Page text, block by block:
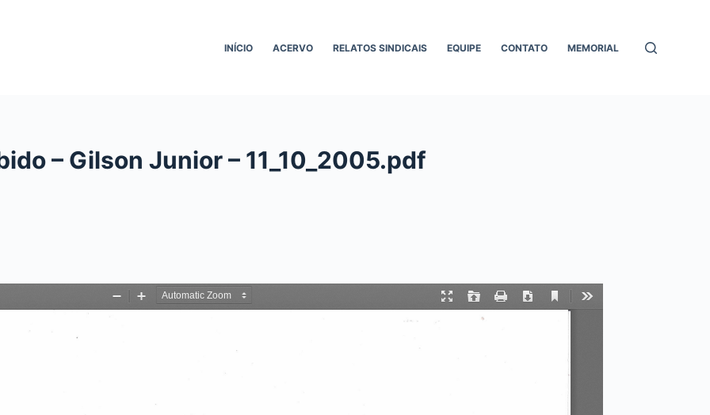
INÍCIO ACERVO RELATOS SINDICAIS EQUIPE CONTATO MEMORIAL
– Gilson Junior – 11_10_2005.pdf